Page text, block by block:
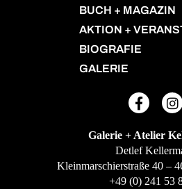
BUCH + MAGAZIN
AKTION +
BIOGRAFIE
GALERIE
Galerie + Atelier
Detlef
Kleinmarschierstraße 40 –
+49 (0) 241 53